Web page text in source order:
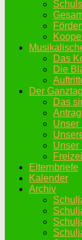
Das
Die
Der Ganztag
Das
Unser
Unser
Elternbriefe
Kalender
Archiv